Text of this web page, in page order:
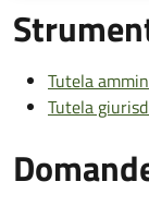
Tutela
Tutela